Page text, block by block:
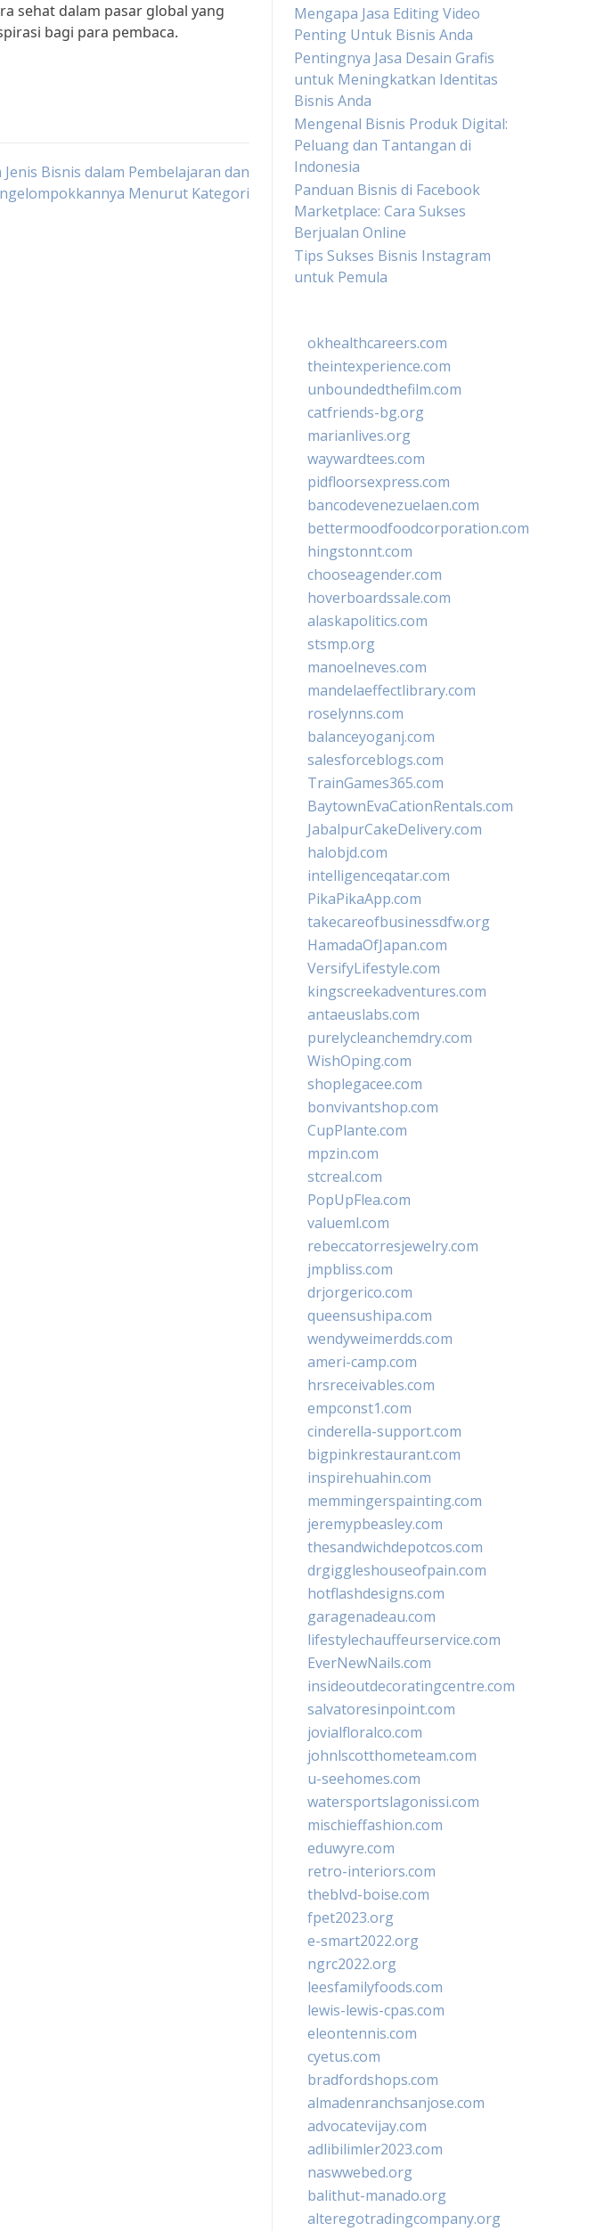
sehat dalam pasar global yang
bagi para pembaca.
Bisnis dalam Pembelajaran dan
Menurut Kategori
Mengapa Jasa Editing Video
Penting Untuk Bisnis Anda
Pentingnya Jasa Desain Grafis
untuk Meningkatkan Identitas
Bisnis Anda
Mengenal Bisnis Produk Digital:
Peluang dan Tantangan di
Indonesia
Panduan Bisnis di Facebook
Marketplace: Cara Sukses
Berjualan Online
Tips Sukses Bisnis Instagram
untuk Pemula
okhealthcareers.com
theintexperience.com
unboundedthefilm.com
catfriends-bg.org
marianlives.org
waywardtees.com
pidfloorsexpress.com
bancodevenezuelaen.com
bettermoodfoodcorporation.com
hingstonnt.com
chooseagender.com
hoverboardssale.com
alaskapolitics.com
stsmp.org
manoelneves.com
mandelaeffectlibrary.com
roselynns.com
balanceyoganj.com
salesforceblogs.com
TrainGames365.com
BaytownEvaCationRentals.com
JabalpurCakeDelivery.com
halobjd.com
intelligenceqatar.com
PikaPikaApp.com
takecareofbusinessdfw.org
HamadaOfJapan.com
VersifyLifestyle.com
kingscreekadventures.com
antaeuslabs.com
purelycleanchemdry.com
WishOping.com
shoplegacee.com
bonvivantshop.com
CupPlante.com
mpzin.com
stcreal.com
PopUpFlea.com
valueml.com
rebeccatorresjewelry.com
jmpbliss.com
drjorgerico.com
queensushipa.com
wendyweimerdds.com
ameri-camp.com
hrsreceivables.com
empconst1.com
cinderella-support.com
bigpinkrestaurant.com
inspirehuahin.com
memmingerspainting.com
jeremypbeasley.com
thesandwichdepotcos.com
drgiggleshouseofpain.com
hotflashdesigns.com
garagenadeau.com
lifestylechauffeurservice.com
EverNewNails.com
insideoutdecoratingcentre.com
salvatoresinpoint.com
jovialfloralco.com
johnlscotthometeam.com
u-seehomes.com
watersportslagonissi.com
mischieffashion.com
eduwyre.com
retro-interiors.com
theblvd-boise.com
fpet2023.org
e-smart2022.org
ngrc2022.org
leesfamilyfoods.com
lewis-lewis-cpas.com
eleontennis.com
cyetus.com
bradfordshops.com
almadenranchsanjose.com
advocatevijay.com
adlibilimler2023.com
naswwebed.org
balithut-manado.org
alteregotradingcompany.org